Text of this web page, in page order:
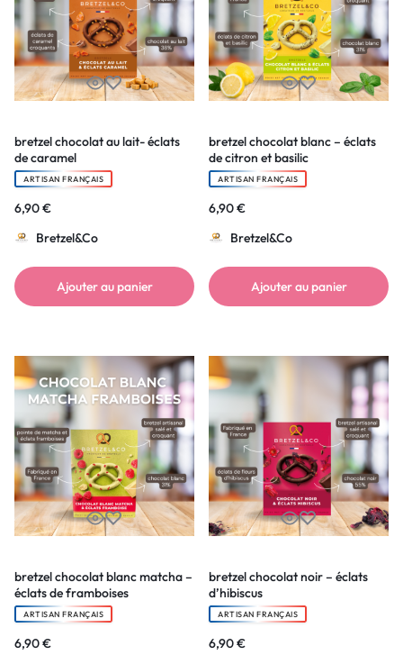
bretzel chocolat au lait- éclats
de caramel
ARTISAN FRANÇAIS
6,90€
Bretzel&Co
Ajouter au panier
bretzel chocolat blanc – éclats
de citron et basilic
ARTISAN FRANÇAIS
6,90€
Bretzel&Co
Ajouter au panier
bretzel chocolat blanc matcha –
éclats de framboises
ARTISAN FRANÇAIS
6,90€
bretzel chocolat noir – éclats
d’hibiscus
ARTISAN FRANÇAIS
6,90€